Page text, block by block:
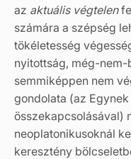
az aktuális végtelen
számára a szépség
tökéletesség
nyitottság, még-
semmiképpen nem
gondolata (az
összekapcsolásával)
neoplatonikusoknál
keresztény